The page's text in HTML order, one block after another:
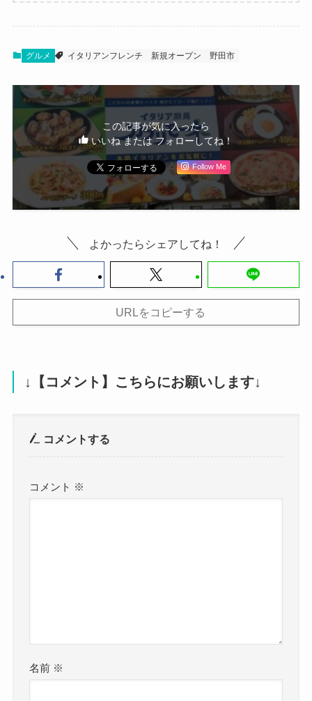
グルメ イタリアンフレンチ 新規オープン 野田市
この記事が気に入ったら
いいね または フォローしてね！
Follow Me
よかったらシェアしてね！
URLをコピーする
↓【コメント】こちらにお願いします↓
コメントする
コメント ※
名前 ※